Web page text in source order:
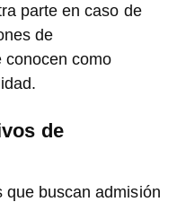
parte en caso de
de
conocen como
de
que buscan admisión